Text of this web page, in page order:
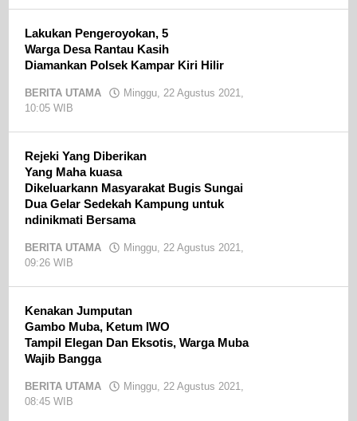
Lakukan Pengeroyokan, 5
Warga Desa Rantau Kasih
Diamankan Polsek Kampar Kiri Hilir
BERITA UTAMA
Minggu, 22 Agustus 2021,
10:05 WIB
Rejeki Yang Diberikan
Yang Maha kuasa
Dikeluarkann Masyarakat Bugis Sungai
Dua Gelar Sedekah Kampung untuk
ndinikmati Bersama
BERITA UTAMA
Minggu, 22 Agustus 2021,
09:26 WIB
Kenakan Jumputan
Gambo Muba, Ketum IWO
Tampil Elegan Dan Eksotis, Warga Muba
Wajib Bangga
BERITA UTAMA
Minggu, 22 Agustus 2021,
08:45 WIB